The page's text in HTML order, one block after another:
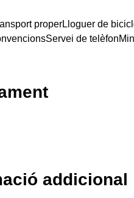
properLloguer de
Servei de telèfon
addicional